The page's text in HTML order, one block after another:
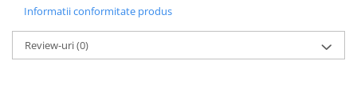
Electrice si Iluminat
Sisteme fotovoltaice
Prize & Prelungitoare
Informatii conformitate produs
Review-uri(0)